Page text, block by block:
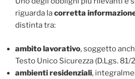
riguarda lacorretta
distinta tra:
ambito lavorativo, soggetto
Testo Unico Sicurezza (D.Lgs. 81/
ambienti residenziali,